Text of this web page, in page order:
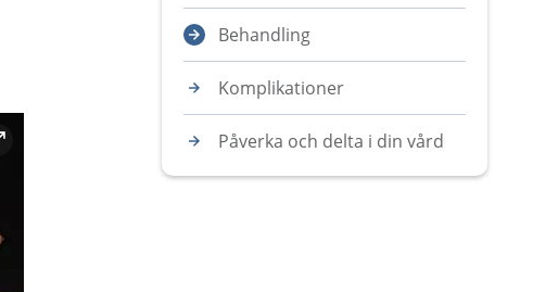
Behandling
Komplikationer
Påverka och delta i din vård